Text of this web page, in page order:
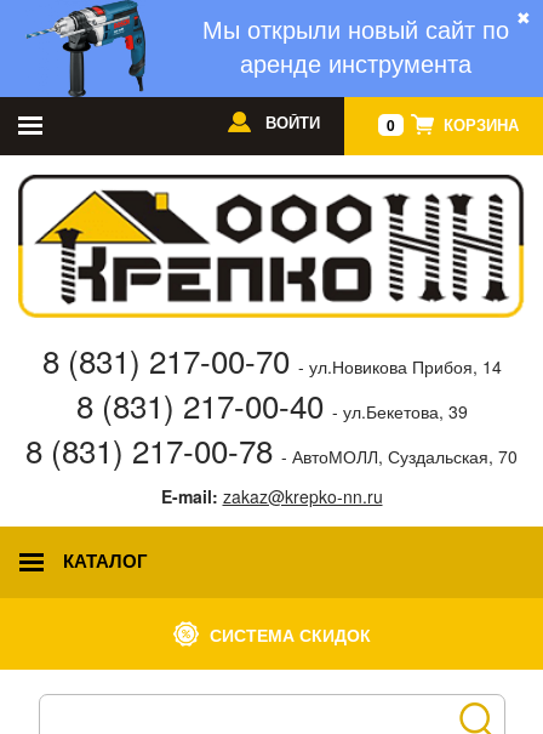
✖
Мы открыли новый сайт по
аренде инструмента
0 КОРЗИНА
ВОЙТИ
8 (831) 217-00-70 - ул.Новикова Прибоя, 14
8 (831) 217-00-40 - ул.Бекетова, 39
8 (831) 217-00-78 - АвтоМОЛЛ, Суздальская, 70
E-mail: zakaz@krepko-nn.ru
КАТАЛОГ
СИСТЕМА СКИДОК